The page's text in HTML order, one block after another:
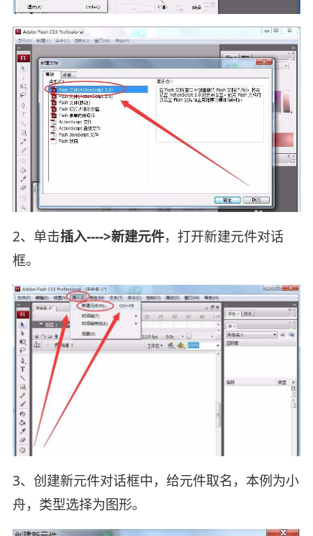
2、单击插入---->新建元件，打开新建元件对话
框。
3、创建新元件对话框中，给元件取名，本例为小
舟，类型选择为图形。